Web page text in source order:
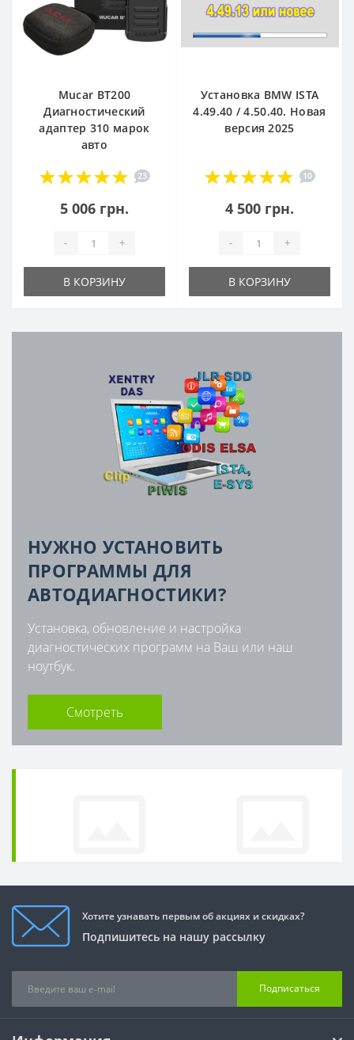
Mucar BT200
Диагностический
адаптер 310 марок
авто
23
5 006 грн.
- +
В КОРЗИНУ
Установка BMW ISTA
4.49.40 / 4.50.40. Новая
версия 2025
10
4 500 грн.
- +
В КОРЗИНУ
НУЖНО УСТАНОВИТЬ
ПРОГРАММЫ ДЛЯ
АВТОДИАГНОСТИКИ?
Установка, обновление и настройка
диагностических программ на Ваш или наш
ноутбук.
Смотреть
Хотите узнавать первым об акциях и скидках?
Подпишитесь на нашу рассылку
Подписаться